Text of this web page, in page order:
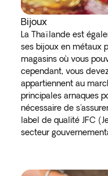
Bijoux
La Thaïlande est
ses bijoux en métaux
magasins où vous
cependant, vous
appartiennent au
principales arnaques
nécessaire de
label de qualité JFC
secteur